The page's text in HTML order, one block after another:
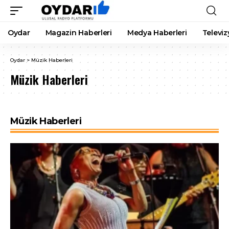
Oydar Magazin Haberleri Medya Haberleri
Oydar > Müzik Haberleri
Müzik Haberleri
Müzik Haberleri